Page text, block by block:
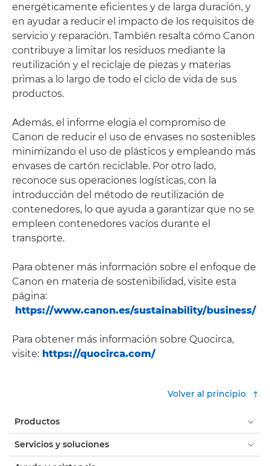
energéticamente eficientes y de larga duración, y
en ayudar a reducir el impacto de los requisitos de
servicio y reparación. También resalta cómo Canon
contribuye a limitar los residuos mediante la
reutilización y el reciclaje de piezas y materias
primas a lo largo de todo el ciclo de vida de sus
productos.
Además, el informe elogia el compromiso de
Canon de reducir el uso de envases no sostenibles
minimizando el uso de plásticos y empleando más
envases de cartón reciclable. Por otro lado,
reconoce sus operaciones logísticas, con la
introducción del método de reutilización de
contenedores, lo que ayuda a garantizar que no se
empleen contenedores vacíos durante el
transporte.
Para obtener más información sobre el enfoque de
Canon en materia de sostenibilidad, visite esta
página:
https://www.canon.es/sustainability/business/
Para obtener más información sobre Quocirca,
visite: https://quocirca.com/
Volver al principio
Productos
Servicios y soluciones